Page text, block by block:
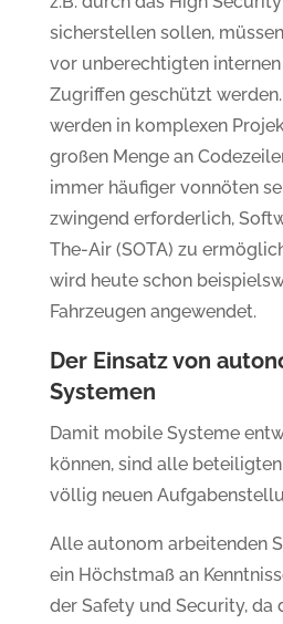
sicherstellen sollen,
vor unberechtigten
Zugriffen geschützt
werden in komplexen
großen Menge an
immer häufiger vonnöten
zwingend erforderlich,
The-Air (SOTA) zu
wird heute schon
Fahrzeugen angewendet.
Der Einsatz von
Systemen
Damit mobile Systeme
können, sind alle
völlig neuen
Alle autonom arbeitenden
ein Höchstmaß an
der Safety und Security, da